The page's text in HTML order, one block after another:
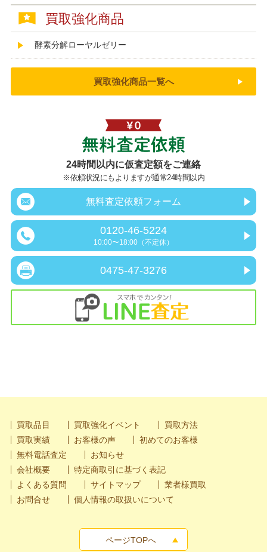
買取強化商品
酵素分解ローヤルゼリー
買取強化商品一覧へ
24時間以内に仮査定額をご連絡
※依頼状況にもよりますが通常24時間以内
無料査定依頼フォーム
0120-46-5224
10:00〜18:00（不定休）
0475-47-3276
買取品目 買取強化イベント
買取方法
買取実績
お客様の声
初めてのお客様
無料電話査定
お知らせ
会社概要
特定商取引に基づく表記
よくある質問
サイトマップ
業者様買取
お問合せ
個人情報の取扱いについて
ページTOPへ